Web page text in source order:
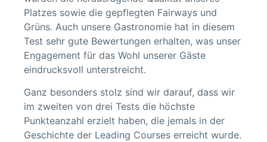
Platzes sowie die gepflegten Fairways und
Grüns. Auch unsere Gastronomie hat in diesem
Test sehr gute Bewertungen erhalten, was unser
Engagement für das Wohl unserer Gäste
eindrucksvoll unterstreicht.
Ganz besonders stolz sind wir darauf, dass wir
im zweiten von drei Tests die höchste
Punkteanzahl erzielt haben, die jemals in der
Geschichte der Leading Courses erreicht wurde.